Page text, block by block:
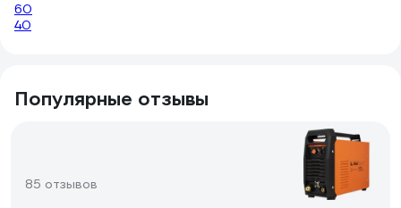
60
40
Популярные отзывы
85 отзывов